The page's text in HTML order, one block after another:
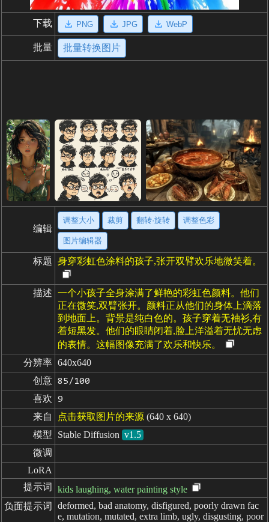
下载 PNG JPG WebP
批量 批量转换图片
编辑
调整大小 裁剪 翻转·旋转 调整色彩
图片编辑器
标题 身穿彩虹色涂料的孩子,张开双臂欢乐地微笑着。
描述 一个小孩子全身涂满了鲜艳的彩虹色颜料。他们
正在微笑,双臂张开。颜料正从他们的身体上滴落
到地面上。背景是纯白色的。孩子穿着无袖衫,有
着短黑发。他们的眼睛闭着,脸上洋溢着无忧无虑
的表情。这幅图像充满了欢乐和快乐。
分辨率 640x640
创意 85/100
喜欢 9
来自 点击获取图片的来源 (640 x 640)
模型
Stable Diffusion v1.5
微调
LoRA
提示词
kids laughing, water painting style
负面提示词
deformed, bad anatomy, disfigured, poorly drawn fac
e, mutation, mutated, extra limb, ugly, disgusting, poor